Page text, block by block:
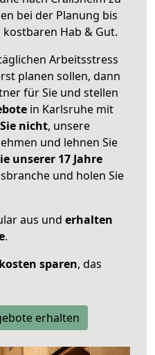
bei der Planung bis
Hab & Gut.
Arbeitsstress
planen sollen, dann
für Sie und stellen
in Karlsruhe mit
nicht, unsere
und lehnen Sie
unserer 17 Jahre
und holen Sie
aus und erhalten
.
sparen, das
erhalten